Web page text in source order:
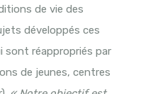
de vie des
développés ces
sont réappropriés par
de jeunes, centres